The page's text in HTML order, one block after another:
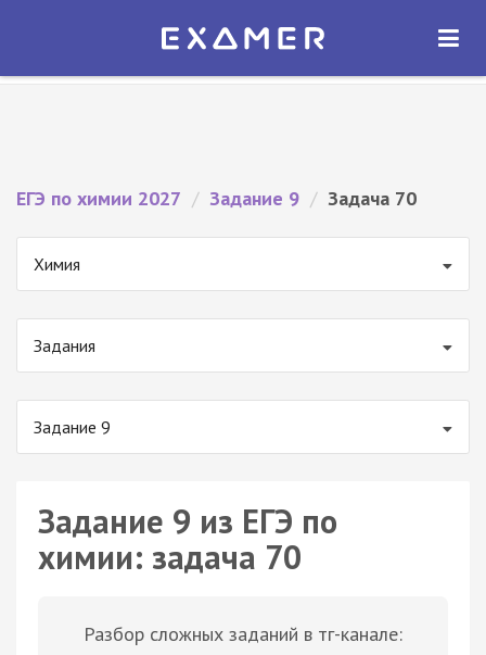
Экзамер — ЕГЭ 2027
ОТКРЫТЬ
ЕГЭ по химии 2027 / Задание 9 / Задача 70
Химия
Задания
Задание 9
Задание 9 из ЕГЭ по
химии: задача 70
Разбор сложных заданий в тг-канале: